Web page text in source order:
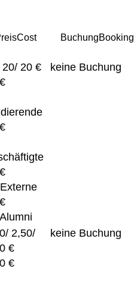
Cost BuchungBooking
20/ 20 €
keine Buchung
2,50/
€
€
keine Buchung